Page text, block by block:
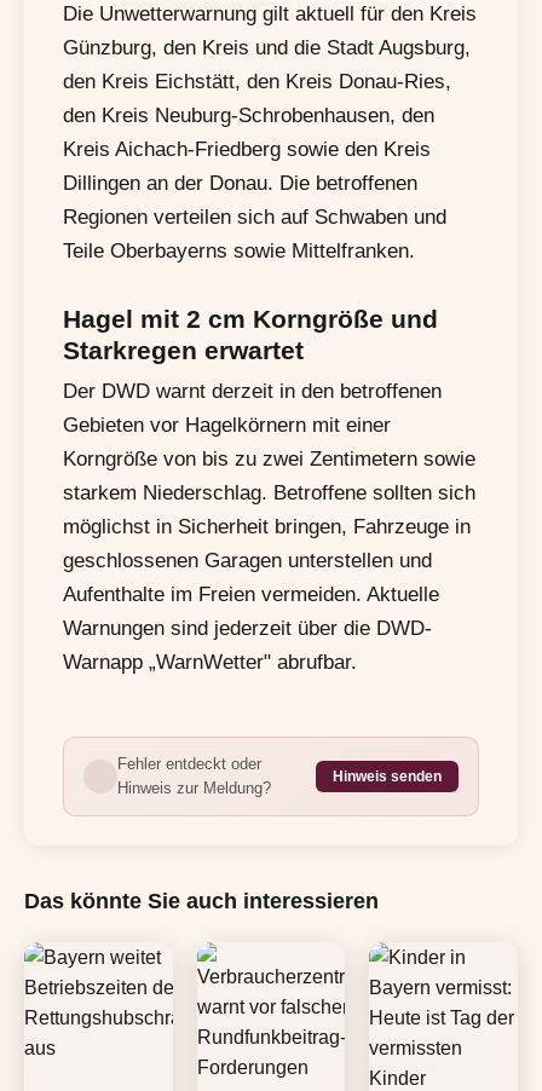
Die Unwetterwarnung gilt aktuell für den Kreis
Günzburg, den Kreis und die Stadt Augsburg,
den Kreis Eichstätt, den Kreis Donau-Ries,
den Kreis Neuburg-Schrobenhausen, den
Kreis Aichach-Friedberg sowie den Kreis
Dillingen an der Donau. Die betroffenen
Regionen verteilen sich auf Schwaben und
Teile Oberbayerns sowie Mittelfranken.
Hagel mit 2 cm Korngröße und
Starkregen erwartet
Der DWD warnt derzeit in den betroffenen
Gebieten vor Hagelkörnern mit einer
Korngröße von bis zu zwei Zentimetern sowie
starkem Niederschlag. Betroffene sollten sich
möglichst in Sicherheit bringen, Fahrzeuge in
geschlossenen Garagen unterstellen und
Aufenthalte im Freien vermeiden. Aktuelle
Warnungen sind jederzeit über die DWD-
Warnapp „WarnWetter" abrufbar.
Fehler entdeckt oder
Hinweis zur Meldung?
Hinweis senden
Das könnte Sie auch interessieren